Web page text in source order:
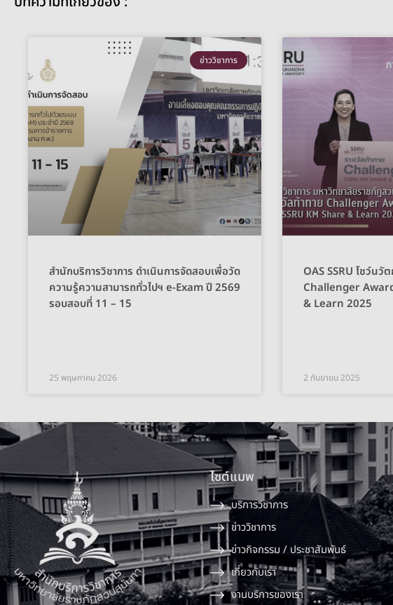
ข่าววิชาการ
สำนักบริการวิชาการ ดำเนินการจัดสอบเพื่อวัด
ความรู้ความสามารถทั่วไปฯ e-Exam ปี 2569
รอบสอบที่ 11 – 15
25 พฤษภาคม 2026
OAS SSRU โชว์นวั
Challenger
& Learn 2025
2 กันยายน 2025
ไซต์แมพ
บริการวิชาการ
ข่าววิชาการ
ข่าวกิจกรรม / ประชาสัมพันธ์
เกี่ยวกับเรา
งานบริการของเรา